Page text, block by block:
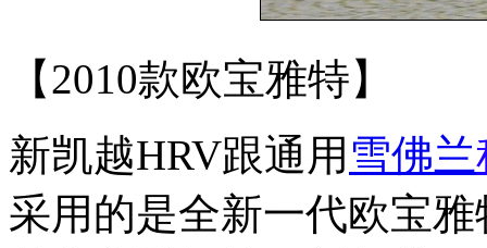
【2010款欧宝雅特】
新凯越HRV跟通用 雪佛兰
采用的是全新一代欧宝